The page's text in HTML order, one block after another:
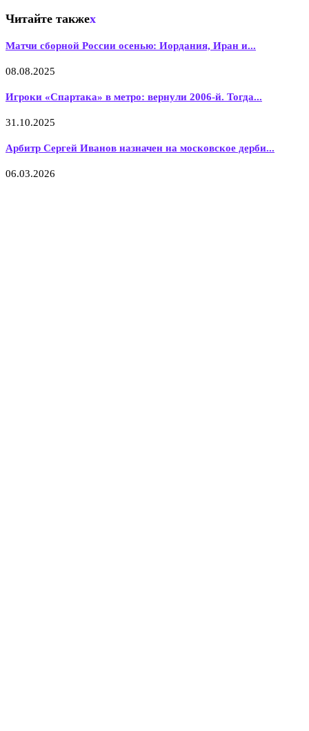
Читайте такжеx
Матчи сборной России осенью: Иордания, Иран и...
08.08.2025
Игроки «Спартака» в метро: вернули 2006-й. Тогда...
31.10.2025
Арбитр Сергей Иванов назначен на московское дерби...
06.03.2026